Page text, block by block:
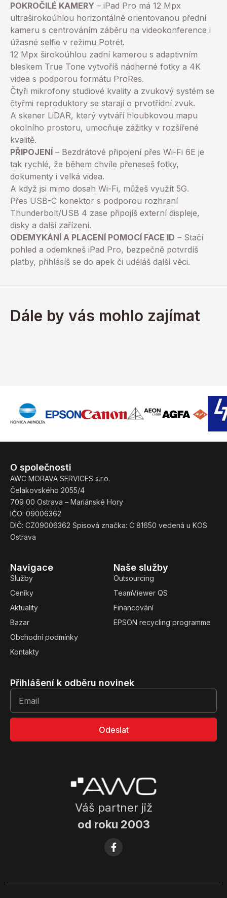
POKROČILÉ KAMERY – iPad Pro má 12 Mpx
ultraširokoúhlou horizontálně orientovanou přední
kameru s centrováním záběru na videokonference i
úžasné selfie v režimu Potrét.
12 Mpx širokoúhlou zadní kamerou s adaptivním
bleskem True Tone vytvoříš nádherné fotky a 4K
videa s podporou formátu ProRes.
Čtyři mikrofony studiové kvality a zvukový systém se
čtyřmi reproduktory se starají o prvotřídní zvuk.
A skener LiDAR, který vytváří hloubkovou mapu
okolního prostoru, umocňuje zážitky v rozšířené
kvalitě.
PŘIPOJENÍ – Bezdrátové připojení přes Wi-Fi 6E je
tak rychlé, že během chvíle přeneseš fotky,
dokumenty i velká videa.
A když jsi mimo dosah Wi-Fi, můžeš využít 5G.
Přes USB-C konektor s podporou rozhraní
Thunderbolt/USB 4 zase připojíš externí displeje,
disky a další zařízení.
ODEMYKÁNÍ A PLACENÍ POMOCÍ FACE ID – Stačí
pohled a odemkneš iPad Pro, bezpečně potvrdíš
platby, přihlásíš se do apek či uděláš další věci.
Dále by vás mohlo zajímat
Váš partner již
od roku 2003
Naše služby
Outsourcing
TeamViewer QS
Financování
EPSON recycling programme
Navigace
Služby
Ceníky
Aktuality
Bazar
Obchodní podmínky
Kontakty
O společnosti
AWC MORAVA SERVICES s.r.o.
Čelakovského 2055/4
709 00 Ostrava – Mariánské Hory
IČO: 09006362
DIČ: CZ09006362 Spisová značka: C 81650 vedená u KOS
Ostrava
Přihlášení k odběru novinek
Odeslat